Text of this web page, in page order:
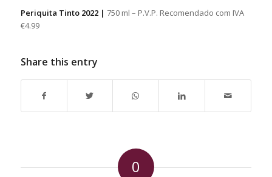
Periquita Tinto 2022 | 750 ml – P.V.P. Recomendado com IVA
€4.99
Share this entry
0